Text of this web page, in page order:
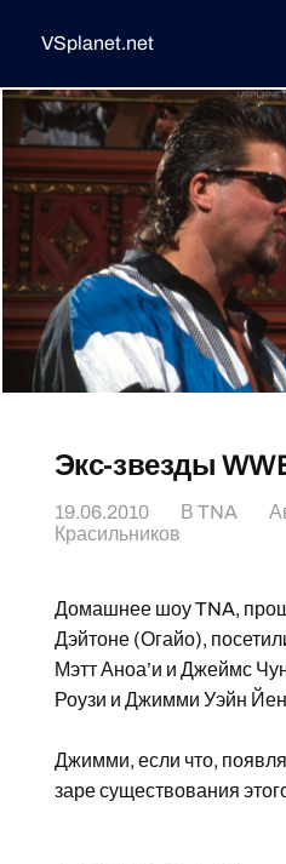
VSplanet.net
Экс-звезды
19.06.2010 В TNA
Красильников
Домашнее шоу TNA,
Дэйтоне (Огайо),
Мэтт Аноа’и и Джеймс
Роузи и Джимми Уэйн
Джимми, если что,
заре существования